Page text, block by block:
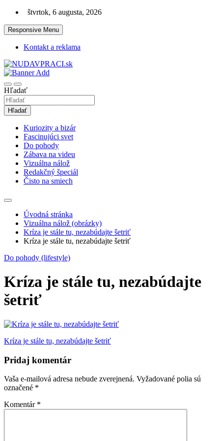
Skip
content
štvrtok, 6 augusta, 2026
Responsive Menu
Kontakt a reklama
nudaVpráci.sk
Hľadať
Hľadať
Kuriozity a bizár
Fascinujúci svet
Do pohody
Zábava na videu
Vizuálna nálož
Redakčný špeciál
Čisto na smiech
Úvodná stránka
Vizuálna nálož (obrázky)
Kríza je stále tu, nezabúdajte šetriť
Kríza je stále tu, nezabúdajte šetriť
Do pohody (lifestyle)
Kríza je stále tu, nezabúdajte
šetriť
Navigácia
v
článku
Kríza je stále tu, nezabúdajte šetriť
Pridaj komentár
Vaša e-mailová adresa nebude zverejnená. Vyžadované polia sú
označené *
Komentár *